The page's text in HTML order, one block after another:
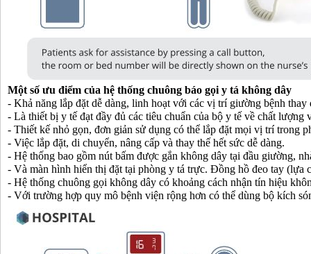
Một số ưu điểm của hệ thống chuông báo gọi y tá không dây
- Khả năng lắp đặt dễ dàng, linh hoạt với các vị trí giường bệnh
- Là thiết bị y tế đạt đầy đủ các tiêu chuẩn của bộ y tế về chất lượng
- Thiết kế nhỏ gọn, đơn giản sử dụng có thể lắp đặt mọi vị trí trong
- Việc lắp đặt, di chuyển, nâng cấp và thay thế hết sức dễ dàng.
- Hệ thống bao gồm nút bấm được gắn không dây tại đầu giường,
- Và màn hình hiển thị đặt tại phòng y tá trực. Đồng hồ đeo tay (lựa
- Hệ thống chuông gọi không dây có khoảng cách nhận tín hiệu
- Với trường hợp quy mô bệnh viện rộng hơn có thể dùng bộ kích